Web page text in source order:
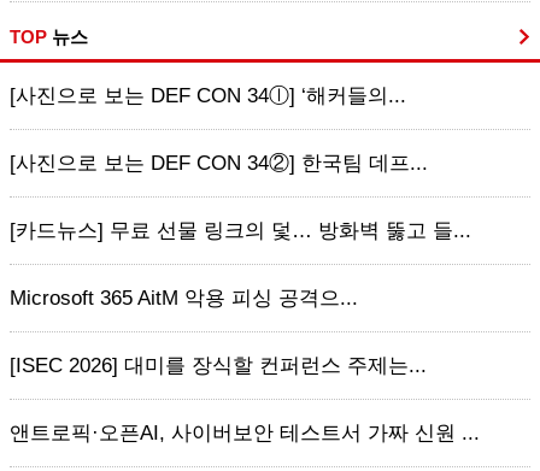
TOP 뉴스
[사진으로 보는 DEF CON 34ⓛ] ‘해커들의...
[사진으로 보는 DEF CON 34②] 한국팀 데프...
[카드뉴스] 무료 선물 링크의 덫… 방화벽 뚫고 들...
Microsoft 365 AitM 악용 피싱 공격으...
[ISEC 2026] 대미를 장식할 컨퍼런스 주제는...
앤트로픽·오픈AI, 사이버보안 테스트서 가짜 신원 ...